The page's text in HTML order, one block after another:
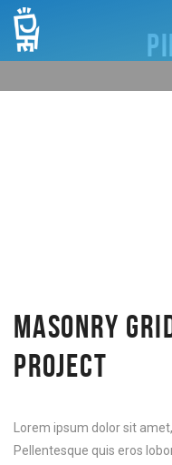
MASONRY
PROJECT
Lorem ipsum dolor sit
Pellentesque quis eros